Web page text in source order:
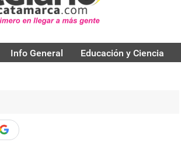
Info General Educación y Ciencia